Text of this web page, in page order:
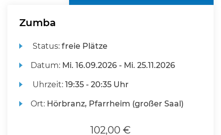
Zumba
Status:freie Plätze
Datum: Mi. 16.09.2026 - Mi. 25.11.2026
Uhrzeit:19:35 - 20:35 Uhr
Ort: Hörbranz, Pfarrheim (großer Saal)
102,00 €